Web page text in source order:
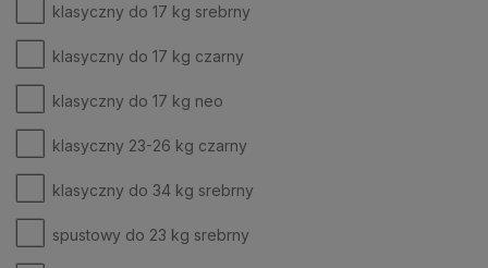
klasyczny do 17 kg srebrny
klasyczny do 17 kg czarny
klasyczny do 17 kg neo
klasyczny 23-26 kg czarny
klasyczny do 34 kg srebrny
spustowy do 23 kg srebrny